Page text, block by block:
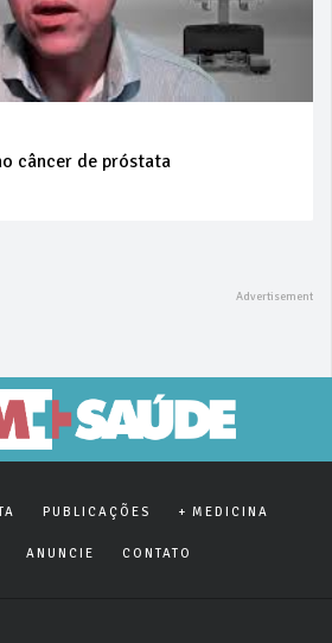
câncer de próstata
PUBLICAÇÕES + MEDICINA
ANUNCIE CONTATO